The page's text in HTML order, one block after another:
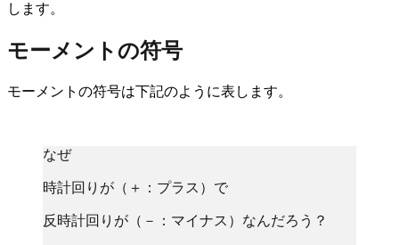
します。
モーメントの符号
モーメントの符号は下記のように表します。
なぜ
時計回りが（＋：プラス）で
反時計回りが（－：マイナス）なんだろう？